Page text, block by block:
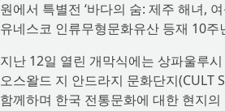
원에서 특별전 ‘바다의 숨: 제주 해녀,
유네스코 인류무형문화유산 등재 10
지난 12일 열린 개막식에는 상파울루
오스왈드 지 안드라지 문화단지(CULT
함께하며 한국 전통문화에 대한 현지